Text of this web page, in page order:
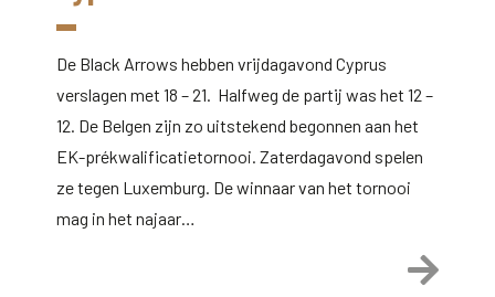
De Black Arrows hebben vrijdagavond Cyprus
verslagen met 18 – 21. Halfweg de partij was het 12 –
12. De Belgen zijn zo uitstekend begonnen aan het
EK-prékwalificatietornooi. Zaterdagavond spelen
ze tegen Luxemburg. De winnaar van het tornooi
mag in het najaar…
Lees